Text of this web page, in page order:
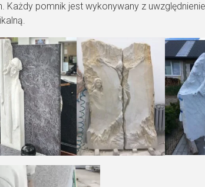
Każdy pomnik jest wykonywany z